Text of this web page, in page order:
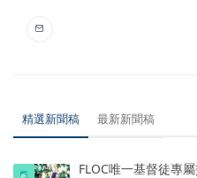
精選新聞稿 最新新聞稿
FLOC唯一基督徒專